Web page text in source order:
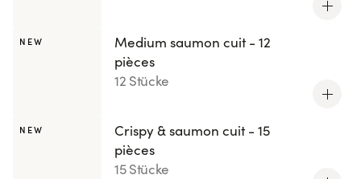
NEW
Medium saumon cuit - 12
pièces
12 Stücke
NEW
Crispy & saumon cuit - 15
pièces
15 Stücke